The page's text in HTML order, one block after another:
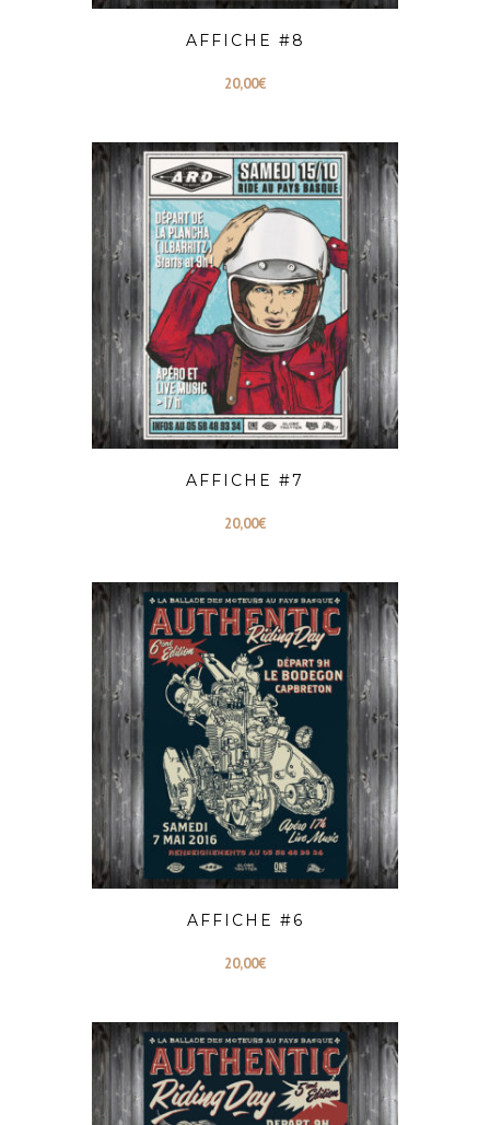
AFFICHE #8
20,00€
AFFICHE #7
20,00€
AFFICHE #6
20,00€